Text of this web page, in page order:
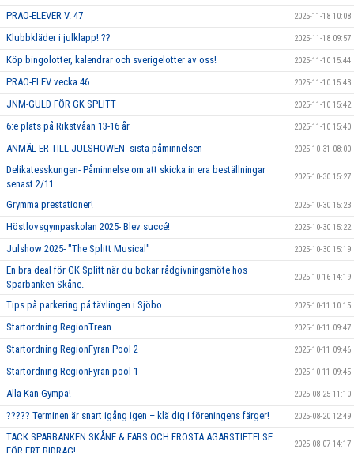
PRAO-ELEVER V. 47 2025-11-18 10:08
Klubbkläder i julklapp! ?? 2025-11-18 09:57
Köp bingolotter, kalendrar och sverigelotter av oss! 2025-11-10 15:44
PRAO-ELEV vecka 46 2025-11-10 15:43
JNM-GULD FÖR GK SPLITT 2025-11-10 15:42
6:e plats på Rikstvåan 13-16 år 2025-11-10 15:40
ANMÄL ER TILL JULSHOWEN- sista påminnelsen 2025-10-31 08:00
Delikatesskungen- Påminnelse om att skicka in era beställningar
senast 2/11
2025-10-30 15:27
Grymma prestationer! 2025-10-30 15:23
Höstlovsgympaskolan 2025- Blev succé! 2025-10-30 15:22
Julshow 2025- "The Splitt Musical" 2025-10-30 15:19
En bra deal för GK Splitt när du bokar rådgivningsmöte hos
Sparbanken Skåne.
2025-10-16 14:19
Tips på parkering på tävlingen i Sjöbo 2025-10-11 10:15
Startordning RegionTrean 2025-10-11 09:47
Startordning RegionFyran Pool 2 2025-10-11 09:46
Startordning RegionFyran pool 1 2025-10-11 09:45
Alla Kan Gympa! 2025-08-25 11:10
????? Terminen är snart igång igen – klä dig i föreningens färger! 2025-08-20 12:49
TACK SPARBANKEN SKÅNE & FÄRS OCH FROSTA ÄGARSTIFTELSE
2025-08-07 14:17